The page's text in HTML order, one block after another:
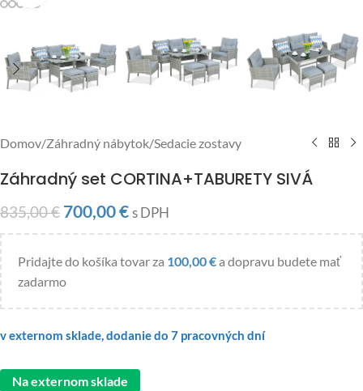
Domov/Záhradný nábytok/Sedacie zostavy
Záhradný set CORTINA+TABURETY SIVÁ
835,00€ 700,00€ s DPH
Pridajte do košíka tovar za 100,00€a dopravu budete mať
zadarmo
v externom sklade, dodanie do 7 pracovných dní
Na externom sklade